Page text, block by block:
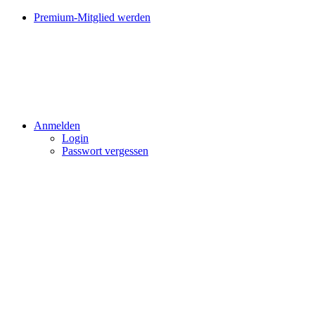
Premium-Mitglied werden
Anmelden
Login
Passwort vergessen